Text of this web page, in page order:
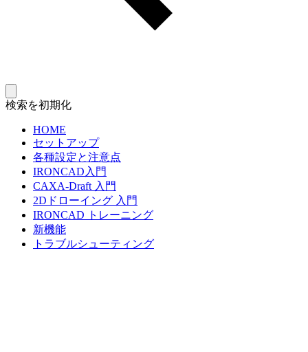
検索を初期化
HOME
セットアップ
各種設定と注意点
IRONCAD入門
CAXA-Draft 入門
2Dドローイング 入門
IRONCAD トレーニング
新機能
トラブルシューティング